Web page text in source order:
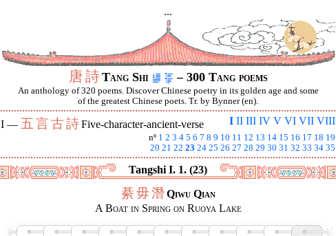
...
唐詩Tang Shi – 300 Tang poems
An anthology of 320 poems. Discover Chinese poetry in its golden age and some
of the greatest Chinese poets. Tr. by Bynner (en).
I II III IV V VI VII VIII
I — 五言古詩Five-character-ancient-verse
nº 1 2 3 4 5 6 7 8 9 10 11 12 13 14 15 16 17 18 19
20 21 22 23 24 25 26 27 28 29 30 31 32 33 34 35
Tangshi I. 1. (23)
綦毋潛 Qiwu Qian
A Boat in Spring on Ruoya Lake